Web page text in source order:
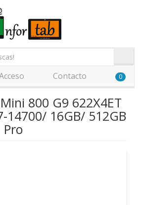
Contacto 0
800 G9 622X4ET
14700/ 16GB/ 512GB
Pro